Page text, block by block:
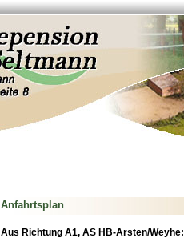
Anfahrtsplan
Aus Richtung A1, AS HB-Arsten/Weyhe: